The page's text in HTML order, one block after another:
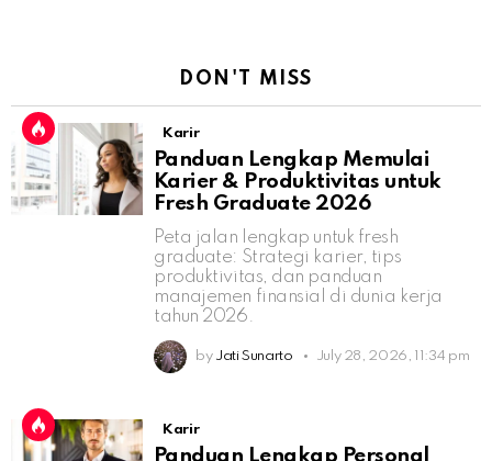
DON'T MISS
Karir
Panduan Lengkap Memulai
Karier & Produktivitas untuk
Fresh Graduate 2026
Peta jalan lengkap untuk fresh
graduate: Strategi karier, tips
produktivitas, dan panduan
manajemen finansial di dunia kerja
tahun 2026.
by Jati Sunarto July 28, 2026, 11:34 pm
Karir
Panduan Lengkap Personal